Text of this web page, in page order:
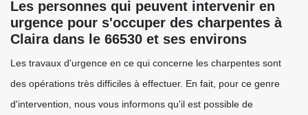
Les personnes qui peuvent intervenir en
urgence pour s'occuper des charpentes à
Claira dans le 66530 et ses environs
Les travaux d'urgence en ce qui concerne les charpentes sont
des opérations très difficiles à effectuer. En fait, pour ce genre
d'intervention, nous vous informons qu'il est possible de